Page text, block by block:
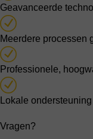
Geavanceerde
Meerdere processen
Professionele,
Lokale
Vragen?